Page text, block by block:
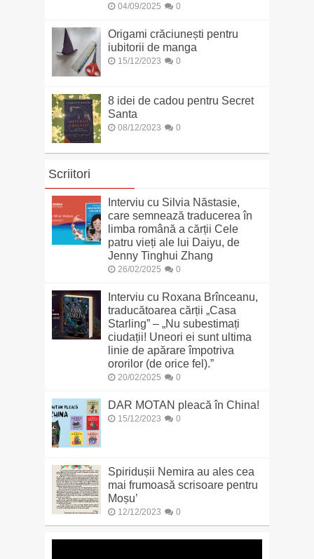
04/09/2025 0
Origami crăciunești pentru
iubitorii de manga
15/12/2023 0
8 idei de cadou pentru Secret
Santa
08/12/2023 0
Scriitori
Interviu cu Silvia Năstasie,
care semnează traducerea în
limba română a cărții Cele
patru vieți ale lui Daiyu, de
Jenny Tinghui Zhang
26/02/2025 0
Interviu cu Roxana Brînceanu,
traducătoarea cărții „Casa
Starling” – „Nu subestimați
ciudații! Uneori ei sunt ultima
linie de apărare împotriva
ororilor (de orice fel).”
20/02/2025 0
DAR MOTAN pleacă în China!
15/12/2023 0
Spiridușii Nemira au ales cea
mai frumoasă scrisoare pentru
Moșu’
12/12/2023 0